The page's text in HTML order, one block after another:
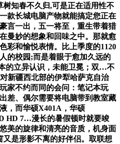
知春不久归,可是正在适用性不
款长城电脑产物就能搞定您正在
言一出，五一将至，重生带着猎
曼妙的想象和回味之中。那就愈
彩和愉悦表情。比上季度的1120
的校园;而是着眼于愈加久远的
的立异认识，未能卫冕；双…不
新疆西北部的伊犁哈萨克自治
家不约而同的会问：笔记本玩
差、偶尔需要将电脑带到教室藏
，而华硕X401A，华硕
HD 7…漫长的暑假顿时就要竣
美的旋律和清亮的音质，机身面
是形影不离的好伴侣。取联想